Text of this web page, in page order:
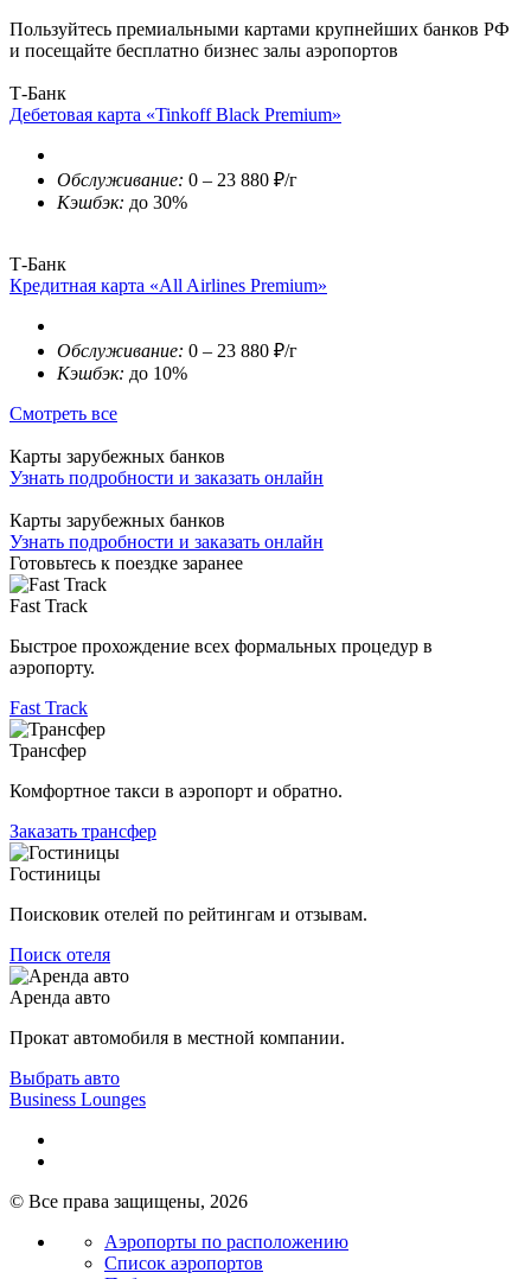
Пользуйтесь премиальными картами крупнейших банков РФ
и посещайте бесплатно бизнес залы аэропортов
Т-Банк
Дебетовая карта «Tinkoff Black Premium»
Обслуживание: 0 – 23 880 ₽/г
Кэшбэк: до 30%
Т-Банк
Кредитная карта «All Airlines Premium»
Обслуживание: 0 – 23 880 ₽/г
Кэшбэк: до 10%
Смотреть все
Карты зарубежных банков
Узнать подробности и заказать онлайн
Карты зарубежных банков
Узнать подробности и заказать онлайн
Готовьтесь к поездке заранее
Fast Track
Быстрое прохождение всех формальных процедур в
аэропорту.
Fast Track
Трансфер
Комфортное такси в аэропорт и обратно.
Заказать трансфер
Гостиницы
Поисковик отелей по рейтингам и отзывам.
Поиск отеля
Аренда авто
Прокат автомобиля в местной компании.
Выбрать авто
Business Lounges
© Все права защищены, 2026
Аэропорты по расположению
Список аэропортов